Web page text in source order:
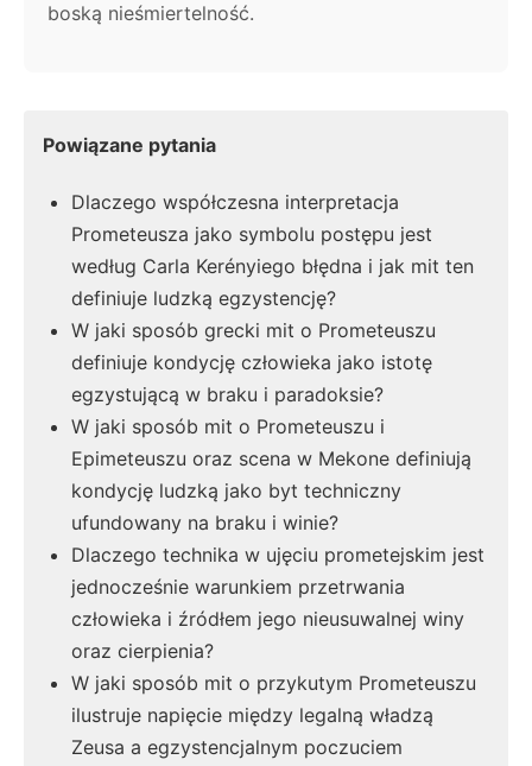
boską nieśmiertelność.
Powiązane pytania
Dlaczego współczesna interpretacja
Prometeusza jako symbolu postępu jest
według Carla Kerényiego błędna i jak mit ten
definiuje ludzką egzystencję?
W jaki sposób grecki mit o Prometeuszu
definiuje kondycję człowieka jako istotę
egzystującą w braku i paradoksie?
W jaki sposób mit o Prometeuszu i
Epimeteuszu oraz scena w Mekone definiują
kondycję ludzką jako byt techniczny
ufundowany na braku i winie?
Dlaczego technika w ujęciu prometejskim jest
jednocześnie warunkiem przetrwania
człowieka i źródłem jego nieusuwalnej winy
oraz cierpienia?
W jaki sposób mit o przykutym Prometeuszu
ilustruje napięcie między legalną władzą
Zeusa a egzystencjalnym poczuciem